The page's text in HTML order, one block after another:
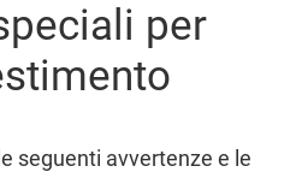
per
seguenti avvertenze e le